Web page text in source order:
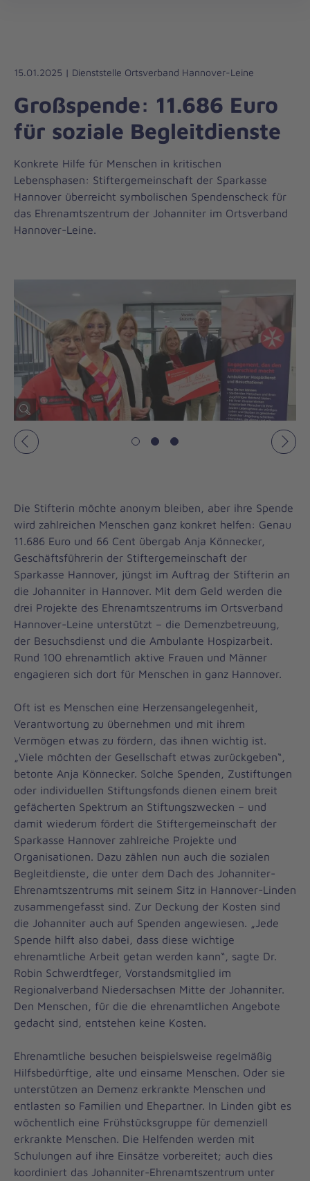
Liebe
Leben
15.01.2025 | Dienststelle Ortsverband Hannover-Leine
Großspende: 11.686 Euro
für soziale Begleitdienste
Konkrete Hilfe für Menschen in kritischen
Lebensphasen: Stiftergemeinschaft der Sparkasse
Hannover überreicht symbolischen Spendenscheck für
das Ehrenamtszentrum der Johanniter im Ortsverband
Hannover-Leine.
Vorheriges
Die Stifterin möchte anonym bleiben, aber ihre Spende
wird zahlreichen Menschen ganz konkret helfen: Genau
11.686 Euro und 66 Cent übergab Anja Könnecker,
Geschäftsführerin der Stiftergemeinschaft der
Sparkasse Hannover, jüngst im Auftrag der Stifterin an
die Johanniter in Hannover. Mit dem Geld werden die
drei Projekte des Ehrenamtszentrums im Ortsverband
Hannover-Leine unterstützt – die Demenzbetreuung,
der Besuchsdienst und die Ambulante Hospizarbeit.
Rund 100 ehrenamtlich aktive Frauen und Männer
engagieren sich dort für Menschen in ganz Hannover.
Oft ist es Menschen eine Herzensangelegenheit,
Verantwortung zu übernehmen und mit ihrem
Vermögen etwas zu fördern, das ihnen wichtig ist.
„Viele möchten der Gesellschaft etwas zurückgeben“,
betonte Anja Könnecker. Solche Spenden, Zustiftungen
oder individuellen Stiftungsfonds dienen einem breit
gefächerten Spektrum an Stiftungszwecken – und
damit wiederum fördert die Stiftergemeinschaft der
Sparkasse Hannover zahlreiche Projekte und
Organisationen. Dazu zählen nun auch die sozialen
Begleitdienste, die unter dem Dach des Johanniter-
Ehrenamtszentrums mit seinem Sitz in Hannover-Linden
zusammengefasst sind. Zur Deckung der Kosten sind
die Johanniter auch auf Spenden angewiesen. „Jede
Spende hilft also dabei, dass diese wichtige
ehrenamtliche Arbeit getan werden kann“, sagte Dr.
Robin Schwerdtfeger, Vorstandsmitglied im
Regionalverband Niedersachsen Mitte der Johanniter.
Den Menschen, für die die ehrenamtlichen Angebote
gedacht sind, entstehen keine Kosten.
Ehrenamtliche besuchen beispielsweise regelmäßig
Hilfsbedürftige, alte und einsame Menschen. Oder sie
unterstützen an Demenz erkrankte Menschen und
entlasten so Familien und Ehepartner. In Linden gibt es
wöchentlich eine Frühstücksgruppe für demenziell
erkrankte Menschen. Die Helfenden werden mit
Schulungen auf ihre Einsätze vorbereitet; auch dies
koordiniert das Johanniter-Ehrenamtszentrum unter